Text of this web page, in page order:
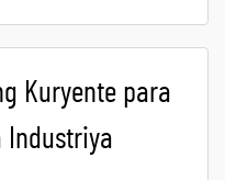
Kuryente para
Industriya